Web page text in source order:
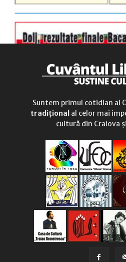
Suntem primul cotidian al
tradițional al celor mai
cultură din Craiova